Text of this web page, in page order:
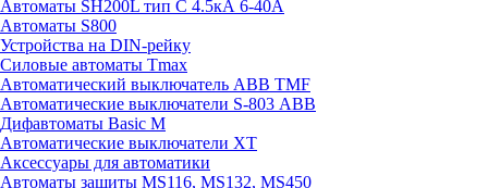
Автоматы SH200L тип С 4.5кА 6-40А
Автоматы S800
Устройства на DIN-рейку
Силовые автоматы Tmax
Автоматический выключатель ABB TMF
Автоматические выключатели S-803 АВВ
Дифавтоматы Basic M
Автоматические выключатели XT
Аксессуары для автоматики
Автоматы защиты MS116, MS132, MS450